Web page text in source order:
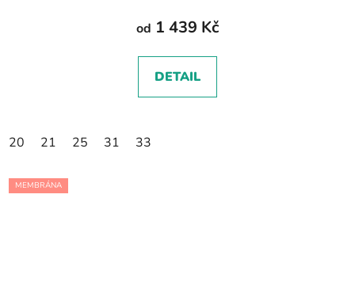
od 1 439 Kč
DETAIL
20 21 25 31 33
MEMBRÁNA